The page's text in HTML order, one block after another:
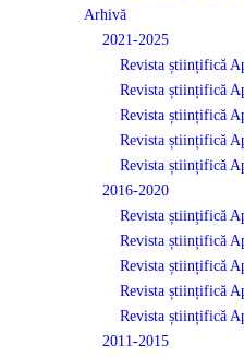
Arhivă
2021-2025
Revista științifică
Revista științifică
Revista științifică
Revista științifică
Revista științifică
2016-2020
Revista științifică
Revista științifică
Revista științifică
Revista științifică
Revista științifică
2011-2015